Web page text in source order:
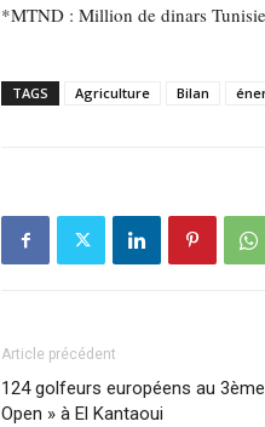
*MTND : Million de dinars
TAGS Agriculture Bilan
Article précédent
124 golfeurs européens au
Open » à El Kantaoui